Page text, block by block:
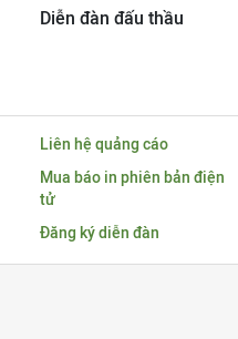
Diễn đàn đấu thầu
Liên hệ quảng cáo
Mua báo in phiên bản điện
tử
Đăng ký diễn đàn